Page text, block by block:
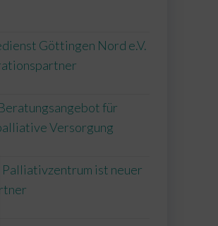
Göttingen Nord e.V.
für
Versorgung
Palliativzentrum ist neuer